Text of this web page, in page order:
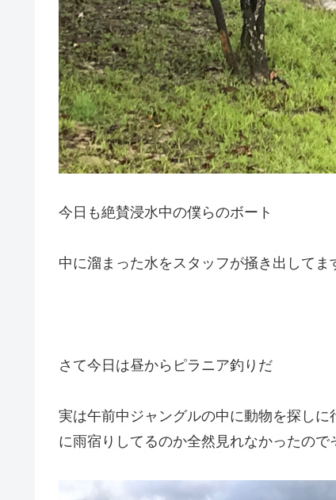
今日も絶賛浸水中の僕らのボート
中に溜まった水をスタッフが掻き出してま
さて今日は昼からピラニア釣りだ
実は午前中ジャングルの中に動物を探し
に雨宿りしてるのか全然見れなかったので